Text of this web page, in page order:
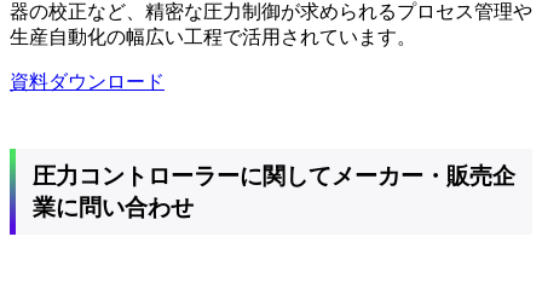
器の校正など、精密な圧力制御が求められるプロセス管理や
生産自動化の幅広い工程で活用されています。
資料ダウンロード
圧力コントローラーに関してメーカー・販売企
業に問い合わせ